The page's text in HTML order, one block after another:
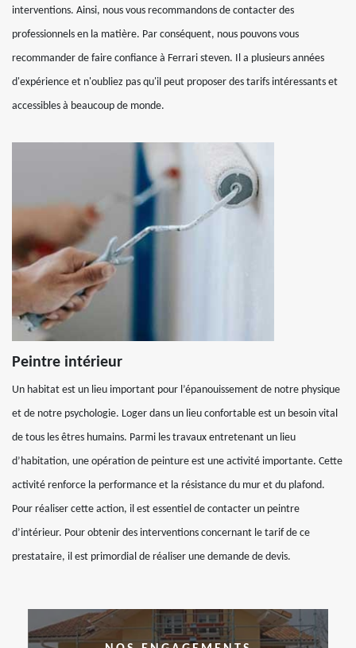
interventions. Ainsi, nous vous recommandons de contacter des
professionnels en la matière. Par conséquent, nous pouvons vous
recommander de faire confiance à Ferrari steven. Il a plusieurs années
d'expérience et n'oubliez pas qu'il peut proposer des tarifs intéressants et
accessibles à beaucoup de monde.
Peintre intérieur
Un habitat est un lieu important pour l’épanouissement de notre physique
et de notre psychologie. Loger dans un lieu confortable est un besoin vital
de tous les êtres humains. Parmi les travaux entretenant un lieu
d’habitation, une opération de peinture est une activité importante. Cette
activité renforce la performance et la résistance du mur et du plafond.
Pour réaliser cette action, il est essentiel de contacter un peintre
d’intérieur. Pour obtenir des interventions concernant le tarif de ce
prestataire, il est primordial de réaliser une demande de devis.